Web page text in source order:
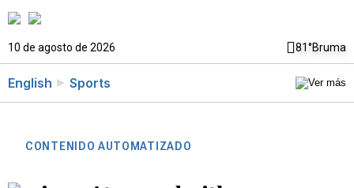
10 de agosto de 2026 81°Bruma
English Sports
CONTENIDO AUTOMATIZADO